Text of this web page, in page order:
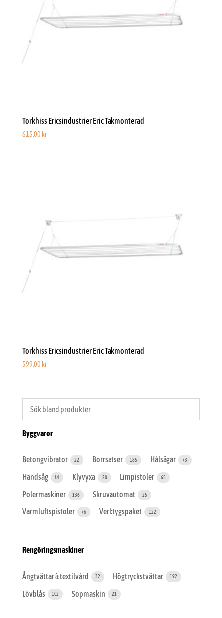
Torkhiss Ericsindustrier Eric Takmonterad
615,00 kr
Torkhiss Ericsindustrier Eric Takmonterad
599,00 kr
Byggvaror
Betongvibrator 22 Borrsatser 185 Hålsågar 73
Handsåg 84 Klyvyxa 20 Limpistoler 65
Polermaskiner 136 Skruvautomat 25
Varmluftspistoler 76 Verktygspaket 122
Rengöringsmaskiner
Ångtvättar & textilvård 32 Högtryckstvättar 192
Lövblås 102 Sopmaskin 21